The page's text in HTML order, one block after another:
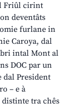
Friûl cirint
deventâts
furlane in
Caroya, dal
intal Mont al
DOC par un
dal President
– e à
distinte tra chês